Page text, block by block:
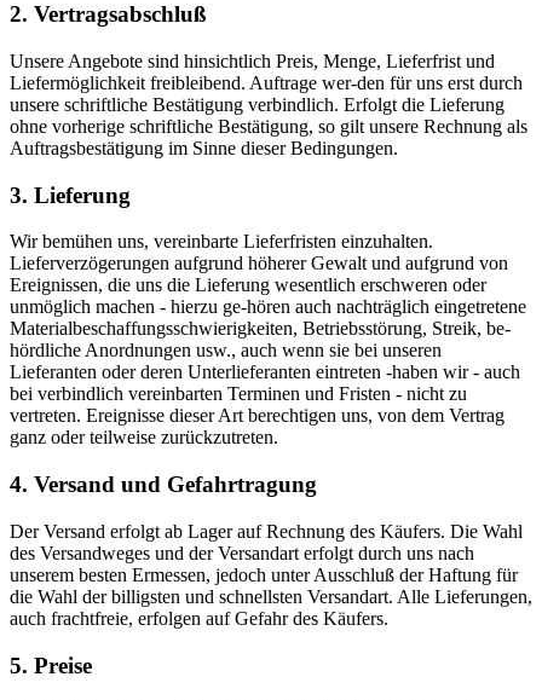
2. Vertragsabschluß
Unsere Angebote sind hinsichtlich Preis, Menge, Lieferfrist und
Liefermöglichkeit freibleibend. Auftrage wer-den für uns erst durch
unsere schriftliche Bestätigung verbindlich. Erfolgt die Lieferung
ohne vorherige schriftliche Bestätigung, so gilt unsere Rechnung als
Auftragsbestätigung im Sinne dieser Bedingungen.
3. Lieferung
Wir bemühen uns, vereinbarte Lieferfristen einzuhalten.
Lieferverzögerungen aufgrund höherer Gewalt und aufgrund von
Ereignissen, die uns die Lieferung wesentlich erschweren oder
unmöglich machen - hierzu ge-hören auch nachträglich eingetretene
Materialbeschaffungsschwierigkeiten, Betriebsstörung, Streik, be-
hördliche Anordnungen usw., auch wenn sie bei unseren
Lieferanten oder deren Unterlieferanten eintreten -haben wir - auch
bei verbindlich vereinbarten Terminen und Fristen - nicht zu
vertreten. Ereignisse dieser Art berechtigen uns, von dem Vertrag
ganz oder teilweise zurückzutreten.
4. Versand und Gefahrtragung
Der Versand erfolgt ab Lager auf Rechnung des Käufers. Die Wahl
des Versandweges und der Versandart erfolgt durch uns nach
unserem besten Ermessen, jedoch unter Ausschluß der Haftung für
die Wahl der billigsten und schnellsten Versandart. Alle Lieferungen,
auch frachtfreie, erfolgen auf Gefahr des Käufers.
5. Preise